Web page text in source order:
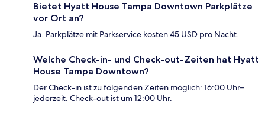
Bietet Hyatt House Tampa Downtown Parkplätze
vor Ort an?
Ja. Parkplätze mit Parkservice kosten 45 USD pro Nacht.
Welche Check-in- und Check-out-Zeiten hat Hyatt
House Tampa Downtown?
Der Check-in ist zu folgenden Zeiten möglich: 16:00 Uhr–
jederzeit. Check-out ist um 12:00 Uhr.